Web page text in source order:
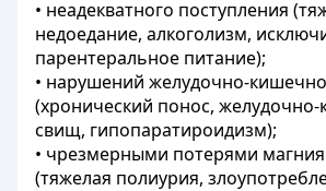
• неадекватного поступления
недоедание, алкоголизм,
парентеральное питание);
• нарушений желудочно-
(хронический понос,
свищ, гипопаратироидизм);
• чрезмерными потерями
(тяжелая полиурия,